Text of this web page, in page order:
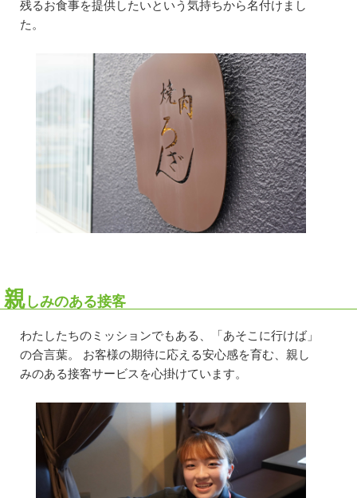
残るお食事を提供したいという気持ちから名付けまし
た。
親しみのある接客
わたしたちのミッションでもある、「あそこに行けば」
の合言葉。 お客様の期待に応える安心感を育む、親し
みのある接客サービスを心掛けています。